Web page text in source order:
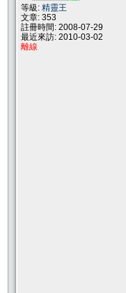
等級: 精靈王
文章: 353
註冊時間: 2008-07-29
最近來訪: 2010-03-02
離線